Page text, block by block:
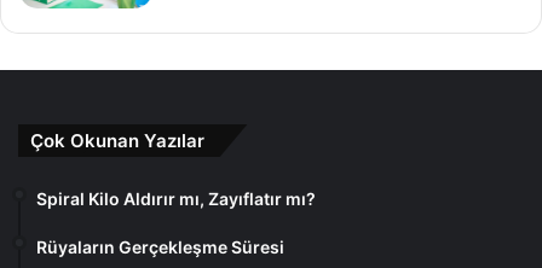
Çok Okunan Yazılar
Spiral Kilo Aldırır mı, Zayıflatır mı?
Rüyaların Gerçekleşme Süresi